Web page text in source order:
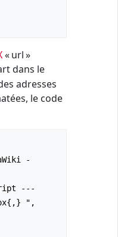
« url »
dans le
adresses
le code
",